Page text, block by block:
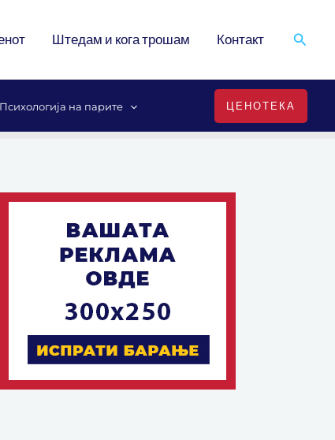
Штедам и кога трошам Контакт Search
Психологија на парите ЦЕНОТЕКА